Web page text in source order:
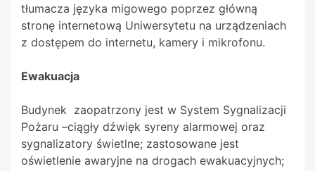
tłumacza języka migowego poprzez główną
stronę internetową Uniwersytetu na urządzeniach
z dostępem do internetu, kamery i mikrofonu.
Ewakuacja
Budynek zaopatrzony jest w System Sygnalizacji
Pożaru –ciągły dźwięk syreny alarmowej oraz
sygnalizatory świetlne; zastosowane jest
oświetlenie awaryjne na drogach ewakuacyjnych;